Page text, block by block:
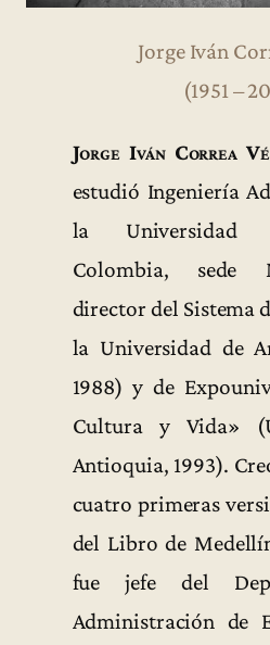
Jorge Iván
(1951 –
Jorge Iván Correa
estudió Ingeniería
la Universidad
Colombia, sede
director del Sistema
la Universidad de
1988) y de
Cultura y Vida»
Antioquia, 1993).
cuatro primeras
del Libro de
fue jefe del
Administración de